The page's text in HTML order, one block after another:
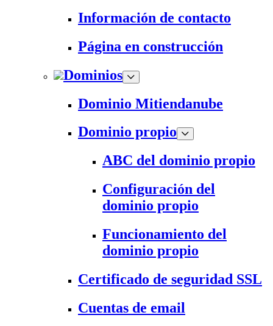
Información de contacto
Página en construcción
Dominios
Dominio Mitiendanube
Dominio propio
ABC del dominio propio
Configuración del
dominio propio
Funcionamiento del
dominio propio
Certificado de seguridad SSL
Cuentas de email